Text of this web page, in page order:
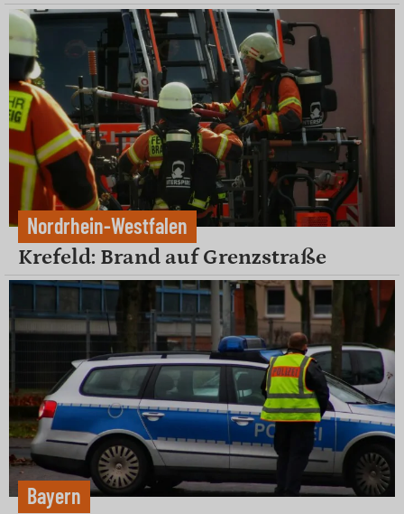
Nordrhein-Westfalen
Krefeld: Brand auf Grenzstraße
Bayern